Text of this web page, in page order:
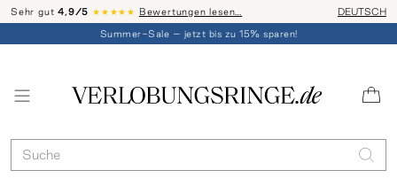
Sehr gut4,9/5 ★★★★★ Bewertungen lesen… Telefon-
DEUTSCH
Summer-Sale – jetzt bis zu 15% sparen!